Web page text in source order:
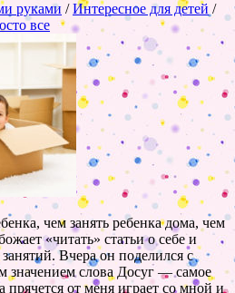
руками /Интересное для детей /
все
чем занять ребенка дома, чем
«читать» статьи о себе и
Вчера он поделился с
слова Досуг — самое
от меня играет со мной и